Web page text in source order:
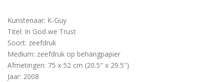
Kunstenaar: K-Guy
Titel: In God we Trust
Soort: zeefdruk
Medium: zeefdruk op behangpapier
Afmetingen: 75 x 52 cm (20.5" x 29.5")
Jaar: 2008